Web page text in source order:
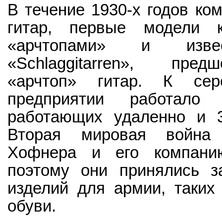
В течение 1930-х годов
гитар, первые модели
«арчтопами» и
«Schlaggitarren»,
«арчтоп» гитар. К
предприятии
работающих удаленно и
Вторая мировая война
Хофнера и его
поэтому они принялись
изделий для армии,
обуви.